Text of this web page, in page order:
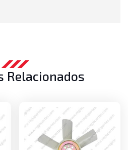
Relacionados